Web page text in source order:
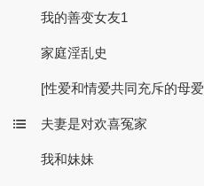
我的善变女友1
家庭淫乱史
[性爱和情爱共同充斥的母
夫妻是对欢喜冤家
我和妹妹